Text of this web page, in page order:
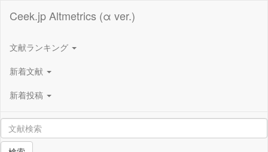
Ceek.jp Altmetrics (α ver.)
文献ランキング
新着文献
新着投稿